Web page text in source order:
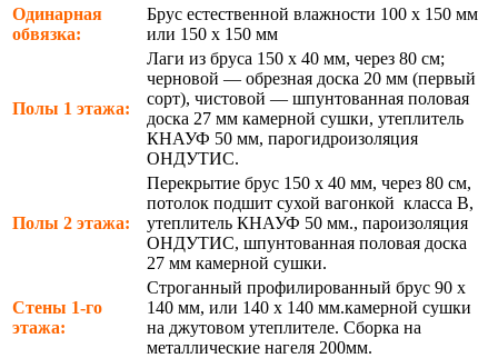
Одинарная
обвязка:
Брус естественной влажности 100 х 150 мм
или 150 х 150 мм
Полы 1 этажа:
Лаги из бруса 150 х 40 мм, через 80 см;
черновой — обрезная доска 20 мм (первый
сорт), чистовой — шпунтованная половая
доска 27 мм камерной сушки, утеплитель
КНАУФ 50 мм, парогидроизоляция
ОНДУТИС.
Полы 2 этажа:
Перекрытие брус 150 х 40 мм, через 80 см,
потолок подшит сухой вагонкой класса В,
утеплитель КНАУФ 50 мм., пароизоляция
ОНДУТИС, шпунтованная половая доска
27 мм камерной сушки.
Стены 1-го
этажа:
Строганный профилированный брус 90 х
140 мм, или 140 х 140 мм.камерной сушки
на джутовом утеплителе. Сборка на
металлические нагеля 200мм.